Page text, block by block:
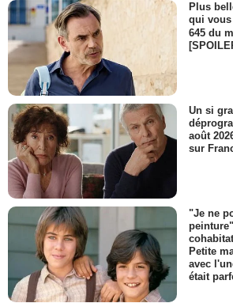
Plus
qui
645 du
Un si
août
sur
"Je ne
Petite
avec
était